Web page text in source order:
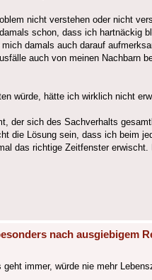
nicht verstehen oder nicht
schon, dass ich hartnäckig
damals auch darauf
auch von meinen Nachbarn
würde, hätte ich wirklich nicht
der sich des Sachverhalts
die Lösung sein, dass ich beim
das richtige Zeitfenster
nach ausgiebigem
immer, würde nie mehr